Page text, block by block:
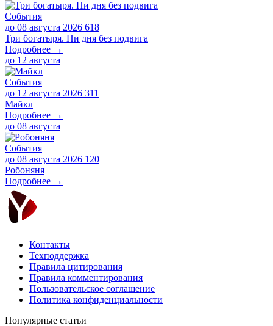
События
до 08 августа 2026 618
Три богатыря. Ни дня без подвига
Подробнее →
до 12 августа
События
до 12 августа 2026 311
Майкл
Подробнее →
до 08 августа
События
до 08 августа 2026 120
Робоняня
Подробнее →
Контакты
Техподдержка
Правила цитирования
Правила комментирования
Пользовательское соглашение
Политика конфиденциальности
Популярные статьи